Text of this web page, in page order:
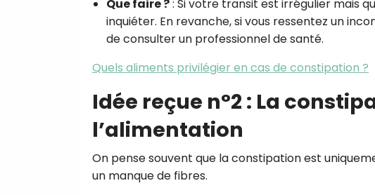
Que faire ?: Si votre transit est irrégulier mais
inquiéter. En revanche, si vous ressentez un
de consulter un professionnel de santé.
Quels aliments privilégier en cas de constipation ?
Idée reçue n°2 : La
l’alimentation
On pense souvent que la constipation est
un manque de fibres.